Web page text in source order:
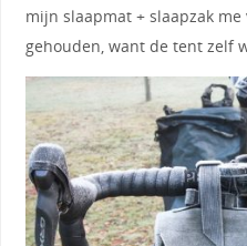
mijn slaapmat + slaapzak
gehouden, want de tent zelf